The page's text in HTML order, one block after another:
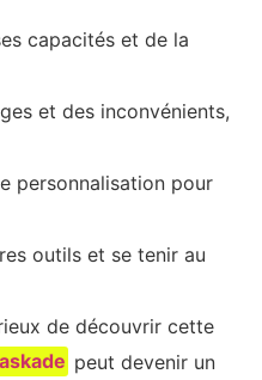
capacités et de la
et des inconvénients,
personnalisation pour
outils et se tenir au
de découvrir cette
peut devenir un